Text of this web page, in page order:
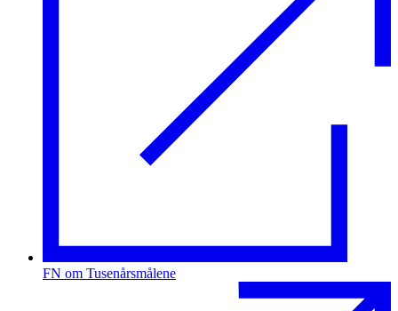
FN om Tusenårsmålene